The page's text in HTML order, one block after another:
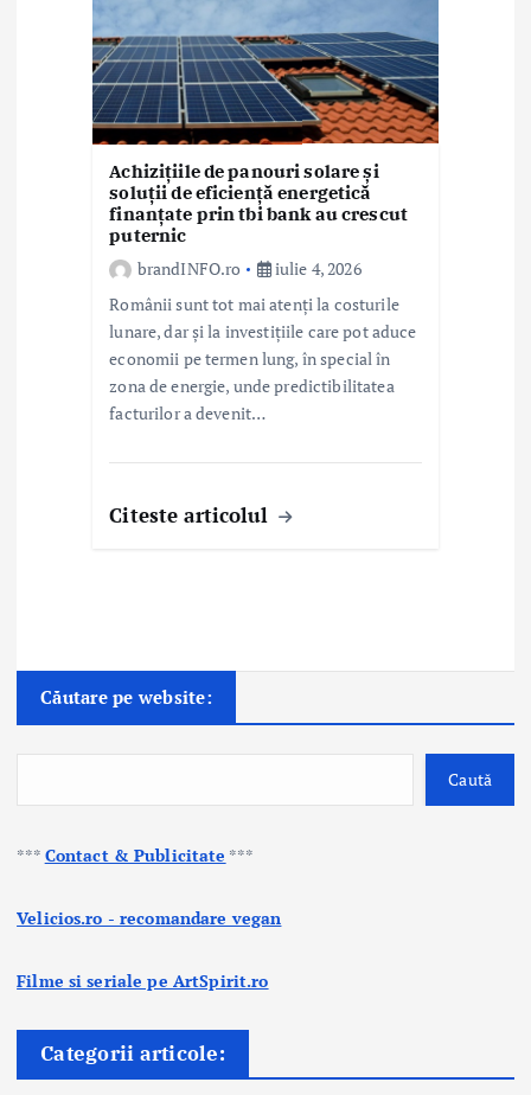
Achizițiile de panouri solare și
soluții de eficiență energetică
finanțate prin tbi bank au crescut
puternic
brandINFO.ro
iulie 4, 2026
Românii sunt tot mai atenți la costurile
lunare, dar și la investițiile care pot aduce
economii pe termen lung, în special în
zona de energie, unde predictibilitatea
facturilor a devenit…
Citeste articolul
Căutare pe website:
Caută
*** Contact & Publicitate ***
Velicios.ro - recomandare vegan
Filme si seriale pe ArtSpirit.ro
Categorii articole: